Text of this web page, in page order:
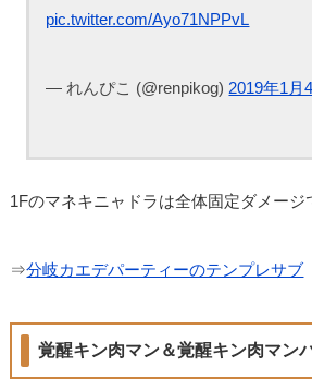
pic.twitter.com/Ayo71NPPvL
— れんぴこ (@renpikog) 2019年1月
1Fのマネキニャドラは全体固定ダメージ
⇒分岐カエデパーティーのテンプレサブ
覚醒キン肉マン＆覚醒キン肉マン